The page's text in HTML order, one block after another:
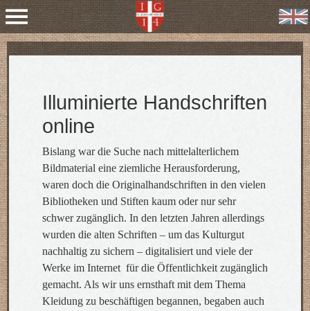
Illuminierte Handschriften
online
Bislang war die Suche nach mittelalterlichem
Bildmaterial eine ziemliche Herausforderung,
waren doch die Originalhandschriften in den vielen
Bibliotheken und Stiften kaum oder nur sehr
schwer zugänglich. In den letzten Jahren allerdings
wurden die alten Schriften – um das Kulturgut
nachhaltig zu sichern – digitalisiert und viele der
Werke im Internet für die Öffentlichkeit zugänglich
gemacht. Als wir uns ernsthaft mit dem Thema
Kleidung zu beschäftigen begannen, begaben auch